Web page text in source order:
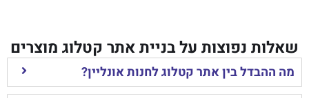
שאלות נפוצות על בניית אתר קטלוג מוצרים
מה ההבדל בין אתר קטלוג לחנות אונליין?